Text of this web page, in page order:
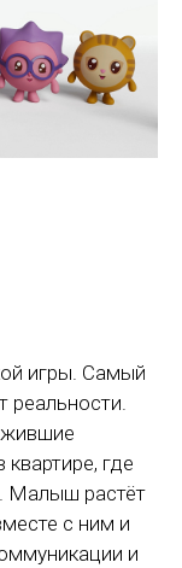
игры. Самый
реальности.
где
Малыш растёт
с ним и
и